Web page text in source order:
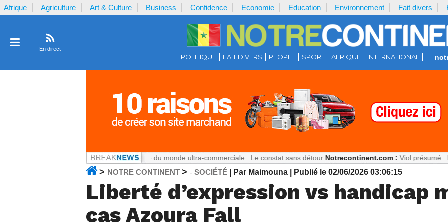
Afrique Agriculture Art & Culture Business Confidence Economie Education Environnement Fait divers
En direct
POLITIQUE FAIT DIVERS PEOPLE SPORT AFRIQUE INTERNATIONAL
La Coupe du monde ultra-commerciale : Le constat sans détour Notrecontinent.com : Viol présumé : Pourquoi
> NOTRE CONTINENT > - SOCIÉTÉ | Par Maimouna | Publié le 02/06/2026 03:06:15
Liberté d’expression vs handicap
cas Azoura Fall